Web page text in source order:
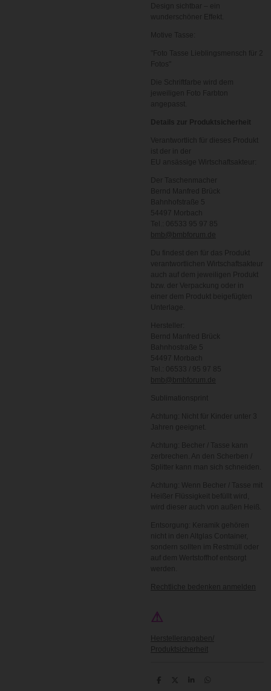
Design sichtbar – ein
wunderschöner Effekt.
Motive Tasse:
"Foto Tasse Lieblingsmensch für 2
Fotos
Die Schriftfarbe wird dem
jeweiligen Foto Farbton
angepasst.
Details zur Produktsicherheit
Verantwortlich für dieses Produkt
ist der in der
EU ansässige Wirtschaftsakteur:
Der Taschenmacher
Bernd Manfred Brück
Bahnhofstraße 5
54497 Morbach
Tel.: 06533 95 97 85
bmb@bmbforum.de
Du findest den für das Produkt
verantwortlichen Wirtschaftsakteur
auch auf dem jeweiligen Produkt
bzw. der Verpackung oder in
einer dem Produkt beigefügten
Unterlage.
Hersteller:
Bernd Manfred Brück
Bahnhostraße 5
54497 Morbach
Tel.: 06533 / 95 97 85
bmb@bmbforum.de
Sublimationsprint
Achtung: Nicht für Kinder unter 3
Jahren geeignet.
Achtung: Becher / Tasse kann
zerbrechen. An den Scherben /
Splitter kann man sich schneiden.
Achtung: Wenn Becher / Tasse mit
Heißer Flüssigkeit befüllt wird,
wird dieser auch von außen Heiß.
Entsorgung: Keramik gehören
nicht in den Altglas Container,
sondern sollten im Restmüll oder
auf dem Wertstoffhof entsorgt
werden.
Rechtliche bedenken anmelden
⚠
Herstellerangaben/
Produktsicherheit
T
T
T